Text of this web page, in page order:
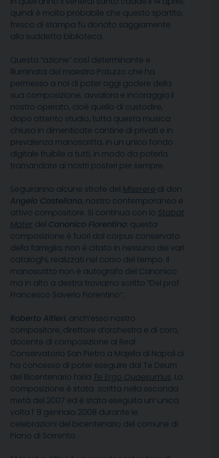
quindi è molto probabile che questo spartito,
fresco di stampa fu donato saggiamente
alla suddetta biblioteca.
Questa “azione” così determinante e
illuminata del maestro Paturzo che ha
permesso a noi di poter oggi godere della
sua composizione, avvalora e incoraggia il
nostro operato, cioè quello di custodire,
dopo attento studio, tutta questa musica
chiusa in dimenticate cantine di privati e in
prevalenza manoscritta, in un unico fondo
digitale fruibile a tutti, in modo da poterla
tramandate ai nostri posteri per sempre.
Seguiranno alcune strofe del Miserere di don
Angelo Castellano, nostro contemporaneo e
attivo compositore. Si continua con lo Stabat
Mater del Canonico Fiorentino: questa
composizione è fuori dal corpus conservato
della famiglia, non è citato in nessuno dei vari
cataloghi, realizzati nel corso del tempo. Il
manoscritto non è autografo del Canonico
ma in alto a destra troviamo scritto “Del prof
Francesco Saverio Fiorentino”.
Roberto Altieri, anch’esso nostro
compositore, direttore d’orchestra e di coro,
docente di composizione al Real
Conservatorio San Pietro a Majella di Napoli ci
ha concesso di poter eseguire dal Te Deum
del Bicentenario l’aria Te Ergo Quaesumus. La
composizione è stata scritta nella seconda
metà del 2007 ed è stata eseguita un’ unica
volta l’ 8 gennaio 2008 durante le
celebrazioni del bicentenario del comune di
Piano di Sorrento.